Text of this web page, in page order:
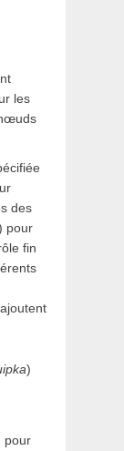
les
des
pour
fin
)
pour